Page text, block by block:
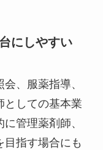
にしやすい
、服薬指導、
としての基本業
管理薬剤師、
指す場合にも